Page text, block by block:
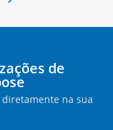
de
na sua